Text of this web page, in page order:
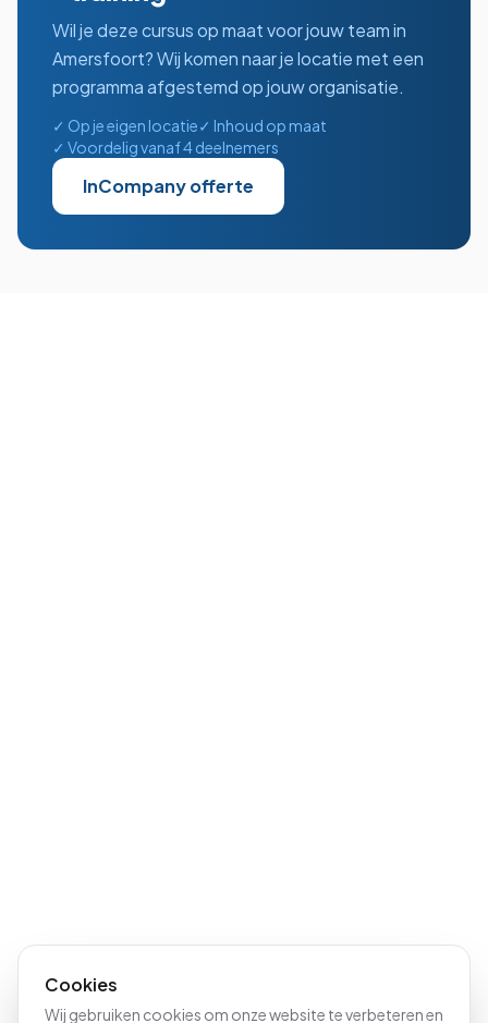
Wil je deze cursus op maat voor jouw team in
Amersfoort? Wij komen naar je locatie met een
programma afgestemd op jouw organisatie.
✓ Op je eigen locatie✓ Inhoud op maat
✓ Voordelig vanaf 4 deelnemers
InCompany offerte
Cookies
Wij gebruiken cookies om onze website te verbeteren en